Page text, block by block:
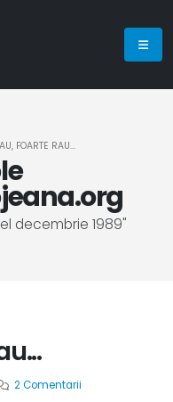
decembrie 1989"
FOARTE RAU...
2 Comentarii